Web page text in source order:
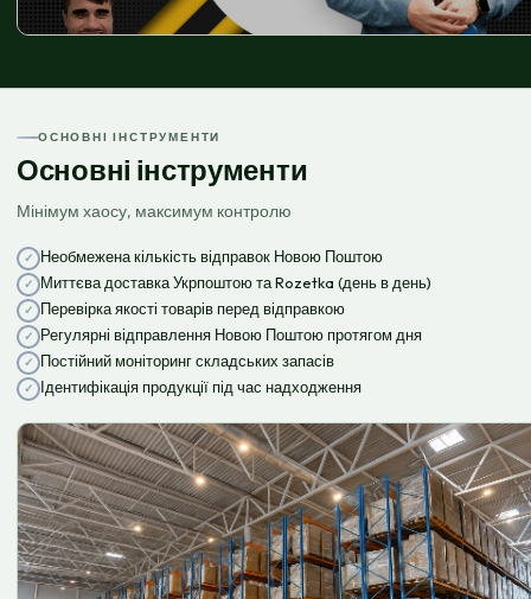
ОСНОВНІ ІНСТРУМЕНТИ
Основні інструменти
Мінімум хаосу, максимум контролю
Необмежена кількість відправок Новою Поштою
Миттєва доставка Укрпоштою та Rozetka (день в день)
Перевірка якості товарів перед відправкою
Регулярні відправлення Новою Поштою протягом дня
Постійний моніторинг складських запасів
Ідентифікація продукції під час надходження